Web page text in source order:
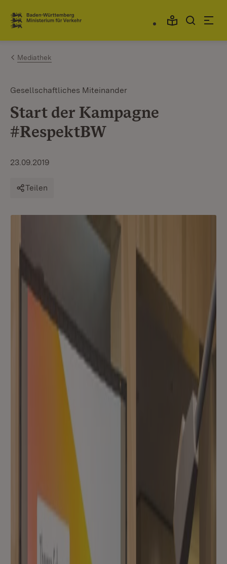
Zum Inhalt springen
Link zur Startseite
Mediathek
Gesellschaftliches Miteinander
Start der Kampagne
#RespektBW
23.09.2019
Teilen